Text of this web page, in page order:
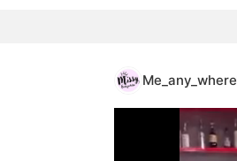
Me_any_where